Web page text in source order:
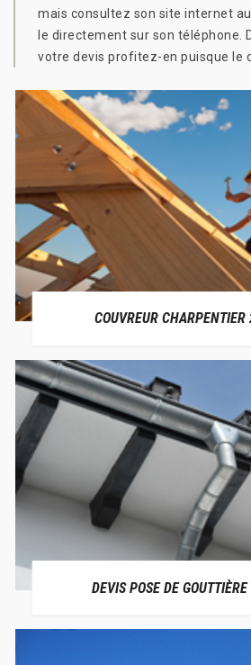
mais consultez son site internet
le directement sur son téléphone.
votre devis profitez-en puisque le
COUVREUR CHARPENTIER
DEVIS POSE DE